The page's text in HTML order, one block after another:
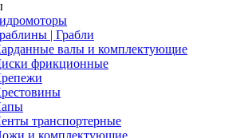
| Грабли
валы и комплектующие
фрикционные
транспортерные
и комплектующие